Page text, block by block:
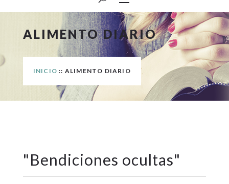
ALIMENTO DIARIO
INICIO :: ALIMENTO DIARIO
"Bendiciones ocultas"